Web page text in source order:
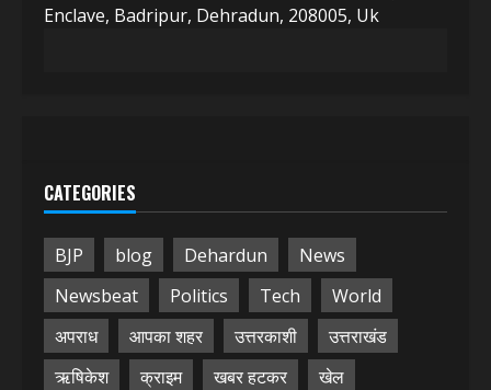
Enclave, Badripur, Dehradun, 208005, Uk
CATEGORIES
BJP blog Dehardun
News
Newsbeat
Politics Tech
World
अपराध
आपका शहर उत्तरकाशी
उत्तराखंड
ऋषिकेश
क्राइम खबर हटकर
खेल